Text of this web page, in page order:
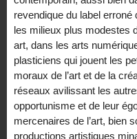
revendique du label
les milieux plus modestes
art, dans les arts
plasticiens qui jouent les
moraux de l’art et de la
réseaux avilissant les
opportunisme et de leur
mercenaires de l’art, bien
productions artistiques